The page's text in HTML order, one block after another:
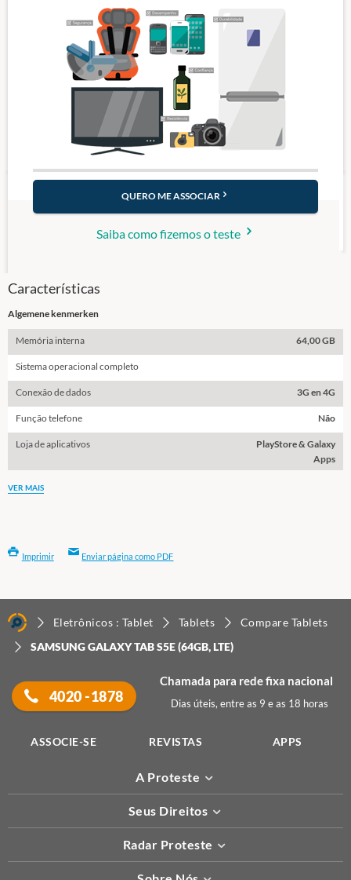
QUERO ME ASSOCIAR
Saiba como fizemos o teste
Características
Algemene kenmerken
Memória interna 64,00 GB
Sistema operacional completo
Conexão de dados 3G en 4G
Função telefone Não
Loja de aplicativos
PlayStore & Galaxy
Apps
VER MAIS
Imprimir Enviar página como PDF
Eletrônicos : Tablet Tablets
Compare Tablets
SAMSUNG GALAXY TAB S5E (64GB, LTE)
4020 -1878
Chamada para rede fixa nacional
Dias úteis, entre as 9 e as 18 horas
ASSOCIE-SE REVISTAS APPS
A Proteste
Seus Direitos
Radar Proteste